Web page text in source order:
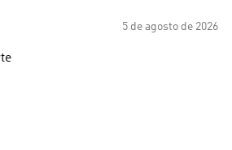
5 de agosto de 2026